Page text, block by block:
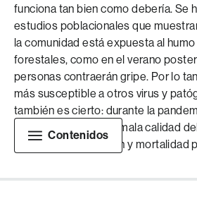
funciona tan bien como debería. Se
estudios poblacionales que
la comunidad está expuesta al
forestales, como en el verano
personas contraerán gripe. Por lo
más susceptible a otros virus y
también es cierto: durante la
áreas que tenían una mala calidad
más altas de infección y mortalidad
Contenidos